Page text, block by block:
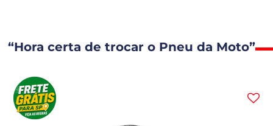
“Hora certa de trocar o Pneu da Moto”